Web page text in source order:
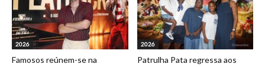
2026
Famosos reúnem-se na
2026
Patrulha Pata regressa aos